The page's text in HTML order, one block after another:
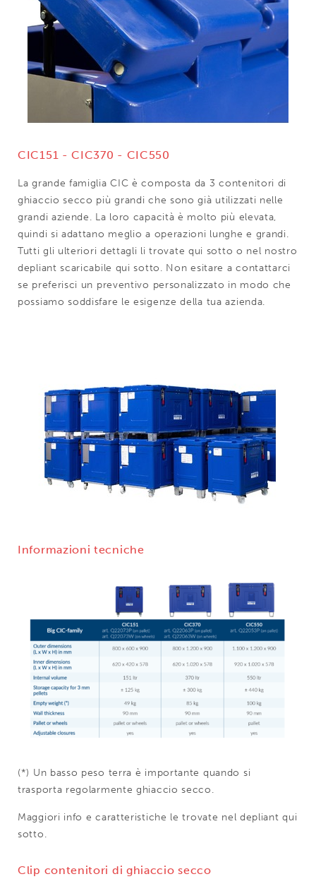
CIC151 - CIC370 - CIC550
La grande famiglia CIC è composta da 3 contenitori di
ghiaccio secco più grandi che sono già utilizzati nelle
grandi aziende. La loro capacità è molto più elevata,
quindi si adattano meglio a operazioni lunghe e grandi.
Tutti gli ulteriori dettagli li trovate qui sotto o nel nostro
depliant scaricabile qui sotto. Non esitare a contattarci
se preferisci un preventivo personalizzato in modo che
possiamo soddisfare le esigenze della tua azienda.
Informazioni tecniche
(*) Un basso peso terra è importante quando si
trasporta regolarmente ghiaccio secco.
Maggiori info e caratteristiche le trovate nel depliant qui
sotto.
Clip contenitori di ghiaccio secco